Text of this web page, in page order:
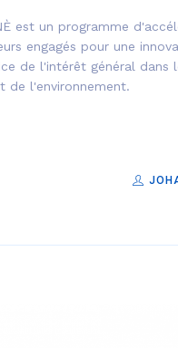
est un programme
engagés pour une
de l'intérêt général dans
de l'environnement.